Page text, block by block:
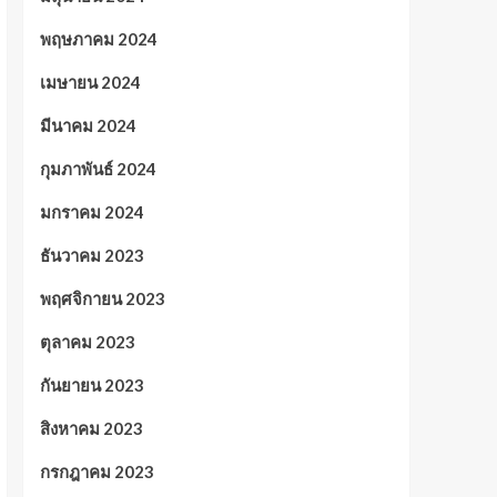
พฤษภาคม 2024
เมษายน 2024
มีนาคม 2024
กุมภาพันธ์ 2024
มกราคม 2024
ธันวาคม 2023
พฤศจิกายน 2023
ตุลาคม 2023
กันยายน 2023
สิงหาคม 2023
กรกฎาคม 2023